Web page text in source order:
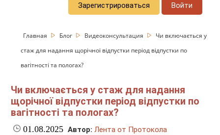
Зарегистрироваться Войти
Главная Блог Видеоконсультация
Чи включається у
стаж для надання щорічної відпустки період відпустки по
вагітності та пологах?
Чи включається у стаж для надання
щорічної відпустки період відпустки по
вагітності та пологах?
01.08.2025 Автор: Лента от Протокола